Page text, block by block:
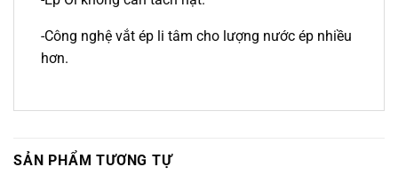
-Công nghệ vắt ép li tâm cho lượng nước ép nhiều
hơn.
SẢN PHẨM TƯƠNG TỰ